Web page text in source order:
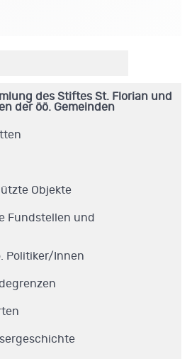
des Stiftes St. Florian und
der öö. Gemeinden
Objekte
Fundstellen und
Politiker/Innen